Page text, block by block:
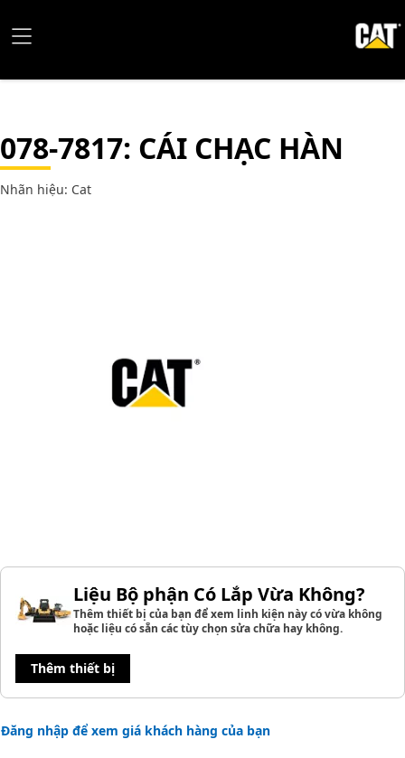
078-7817: CÁI CHẠC HÀN
Nhãn hiệu: Cat
Liệu Bộ phận Có Lắp Vừa Không?
Thêm thiết bị của bạn để xem linh kiện này có vừa không
hoặc liệu có sẵn các tùy chọn sửa chữa hay không.
Thêm thiết bị
Đăng nhập để xem giá khách hàng của bạn